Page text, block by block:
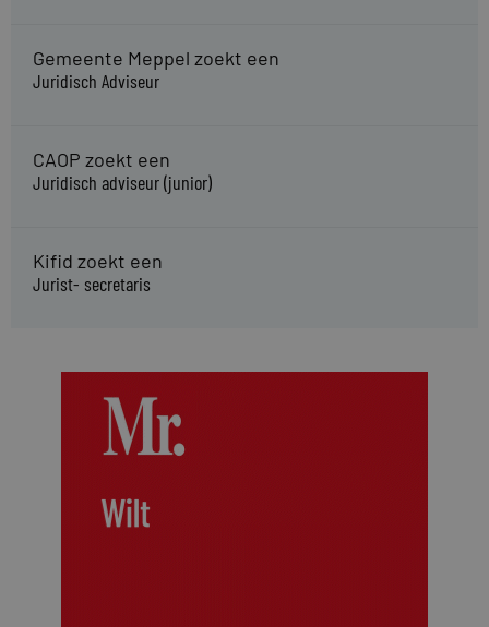
Gemeente Meppel zoekt een
Juridisch Adviseur
CAOP zoekt een
Juridisch adviseur (junior)
Kifid zoekt een
Jurist- secretaris